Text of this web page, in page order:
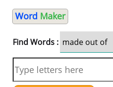
Word Maker
Find Words :